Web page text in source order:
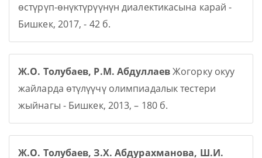
өстүрүп-өнүктүрүүнүн диалектикасына карай -
Бишкек, 2017, - 42 б.
Ж.О. Толубаев, Р.М. АбдуллаевЖогорку окуу
жайларда өтүлүүчү олимпиадалык тестери
жыйнагы - Бишкек, 2013, – 180 б.
Ж.О. Толубаев, З.Х. Абдурахманова, Ш.И.